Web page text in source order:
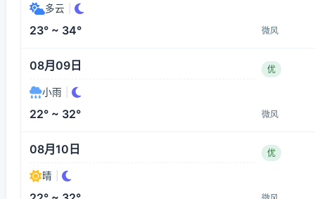
多云
23° ~ 34° 微风
08月09日 优
小雨
22° ~ 32° 微风
08月10日 优
晴